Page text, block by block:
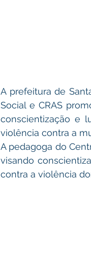
A prefeitura de
Social e CRAS
conscientização e
violência contra a
A pedagoga do
visando
contra a violência